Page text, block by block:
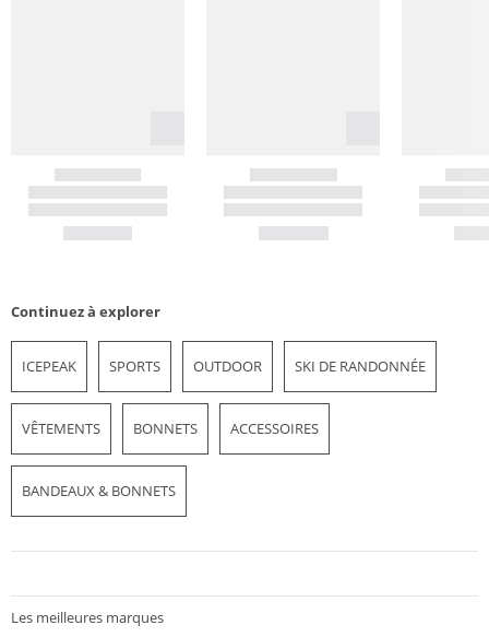
Continuez à explorer
ICEPEAK SPORTS OUTDOOR SKI DE RANDONNÉE
VÊTEMENTS BONNETS ACCESSOIRES
BANDEAUX & BONNETS
Les meilleures marques